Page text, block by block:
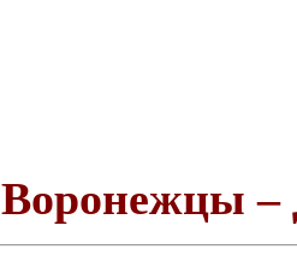
Воронежцы –